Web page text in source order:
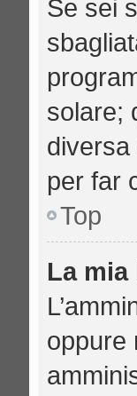
Se sei
solare;
diversa
per far
Top
La
oppure